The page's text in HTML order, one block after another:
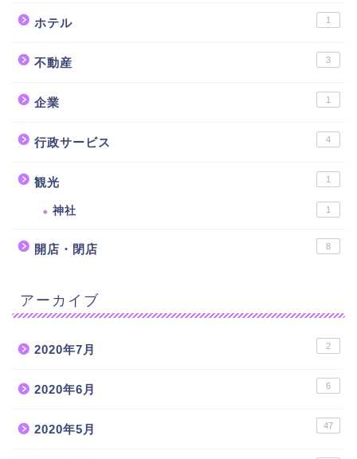
ホテル 1
不動産 3
企業 1
行政サービス 4
観光 1
神社 1
開店・閉店 8
アーカイブ
2020年7月 2
2020年6月 6
2020年5月 47